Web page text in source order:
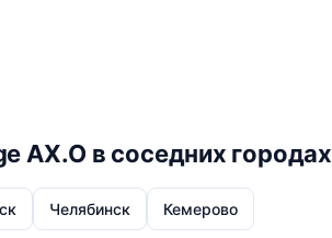
AX.O в соседних городах
Челябинск Кемерово